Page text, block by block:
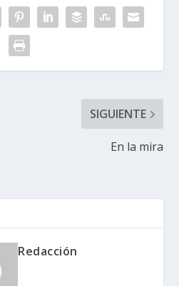
SIGUIENTE
En la mira
Redacción